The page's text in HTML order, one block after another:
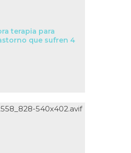
terapia para
que sufren 4